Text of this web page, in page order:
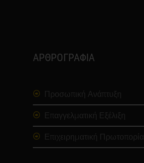
ΑΡΘΡΟΓΡΑΦΙΑ
Προσωπική Ανάπτυξη
Επαγγελματική Εξέλιξη
Επιχειρηματική Πρωτοπορία